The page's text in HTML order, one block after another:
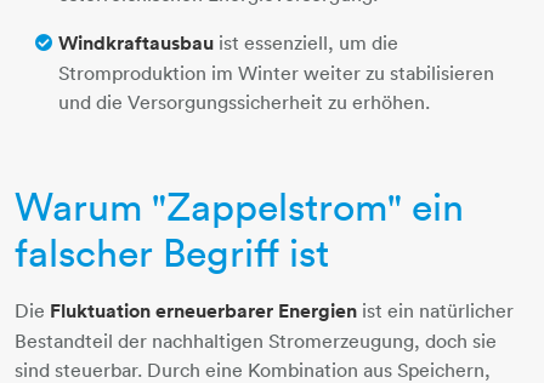
Windkraftausbau ist essenziell, um die
Stromproduktion im Winter weiter zu stabilisieren
und die Versorgungssicherheit zu erhöhen.
Warum "Zappelstrom" ein
falscher Begriff ist
Die Fluktuation erneuerbarer Energien ist ein natürlicher
Bestandteil der nachhaltigen Stromerzeugung, doch sie
sind steuerbar. Durch eine Kombination aus Speichern,